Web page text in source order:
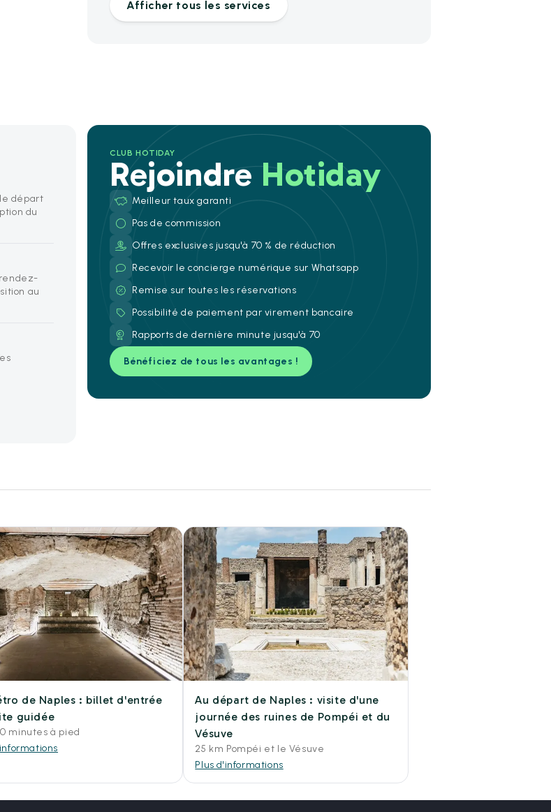
Afficher tous les services
départ
du
au
CLUB HOTIDAY
RejoindreHotiday
Meilleur taux garanti
Pas de commission
Offres exclusives jusqu'à 70 % de réduction
Recevoir le concierge numérique sur Whatsapp
Remise sur toutes les réservations
Possibilité de paiement par virement bancaire
Rapports de dernière minute jusqu'à 70
Bénéficiez de tous les avantages !
de Naples : billet d'entrée
guidée
minutes à pied
Au départ de Naples : visite d'une
journée des ruines de Pompéi et du
Vésuve
25 km Pompéi et le Vésuve
Plus d'informations